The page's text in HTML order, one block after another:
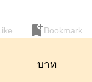
bookmark_add Bookmark
บาท